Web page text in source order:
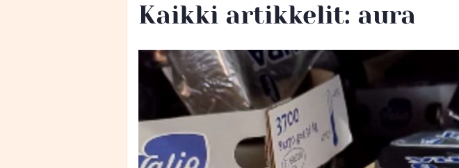
Kaikki artikkelit: aura